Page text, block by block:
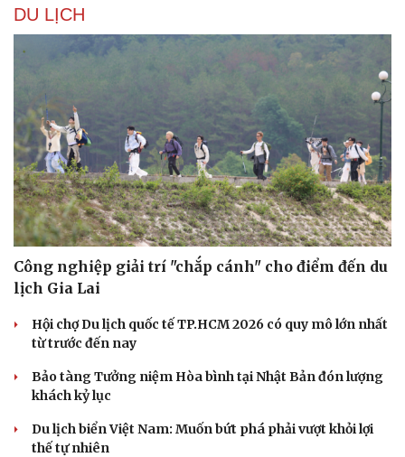
DU LỊCH
Công nghiệp giải trí "chắp cánh" cho điểm đến du
lịch Gia Lai
Hội chợ Du lịch quốc tế TP.HCM 2026 có quy mô lớn nhất
từ trước đến nay
Bảo tàng Tưởng niệm Hòa bình tại Nhật Bản đón lượng
khách kỷ lục
Du lịch biển Việt Nam: Muốn bứt phá phải vượt khỏi lợi
thế tự nhiên